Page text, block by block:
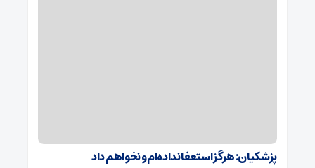
پزشکیان: هرگز استعفا نداده‌ام و نخواهم داد